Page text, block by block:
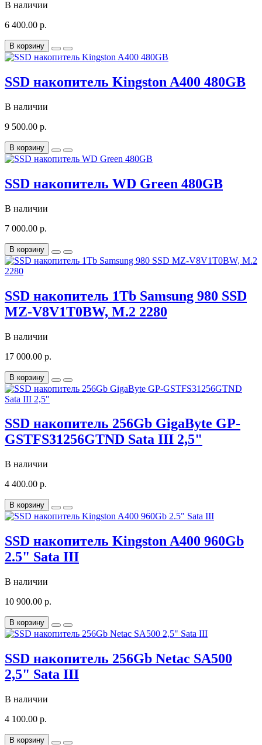
В наличии
6 400.00 р.
В корзину
SSD накопитель Kingston A400 480GB
В наличии
9 500.00 р.
В корзину
SSD накопитель WD Green 480GB
В наличии
7 000.00 р.
В корзину
SSD накопитель 1Tb Samsung 980 SSD
MZ-V8V1T0BW, M.2 2280
В наличии
17 000.00 р.
В корзину
SSD накопитель 256Gb GigaByte GP-
GSTFS31256GTND Sata III 2,5"
В наличии
4 400.00 р.
В корзину
SSD накопитель Kingston A400 960Gb
2.5" Sata III
В наличии
10 900.00 р.
В корзину
SSD накопитель 256Gb Netac SA500
2,5" Sata III
В наличии
4 100.00 р.
В корзину